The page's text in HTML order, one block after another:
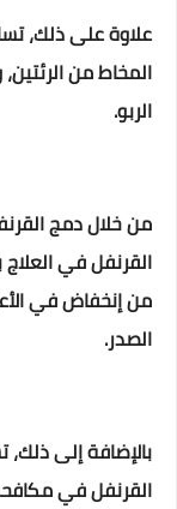
علاوة على ذلك،
المخاط من
الربو.
من خلال دمج
القرنفل في العلاج
من إنخفاض في
الصدر.
بالإضافة إلى
القرنفل في